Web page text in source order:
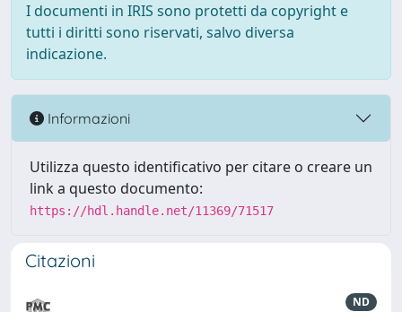
I documenti in IRIS sono protetti da copyright e
tutti i diritti sono riservati, salvo diversa
indicazione.
Informazioni
Utilizza questo identificativo per citare o creare un
link a questo documento:
https://hdl.handle.net/11369/71517
Citazioni
ND